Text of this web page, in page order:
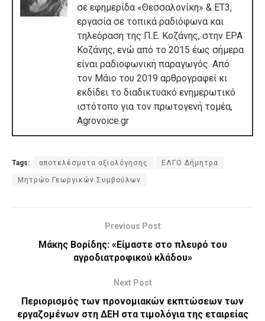
σε εφημερίδα «Θεσσαλονίκη» & ΕΤ3,
εργασία σε τοπικά ραδιόφωνα και
τηλεόραση της Π.Ε. Κοζάνης, στην ΕΡΑ
Κοζάνης, ενώ από το 2015 έως σήμερα
είναι ραδιοφωνική παραγωγός. Από
τον Μάιο του 2019 αρθρογραφεί κι
εκδίδει το διαδικτυακό ενημερωτικό
ιστότοπο για τον πρωτογενή τομέα,
Agrovoice.gr
Tags: αποτελέσματα αξιολόγησης ΕΛΓΟ Δήμητρα
Μητρώο Γεωργικών Συμβούλων
Previous Post
Μάκης Βορίδης: «Είμαστε στο πλευρό του
αγροδιατροφικού κλάδου»
Next Post
Περιορισμός των προνομιακών εκπτώσεων των
εργαζομένων στη ΔΕΗ στα τιμολόγια της εταιρείας